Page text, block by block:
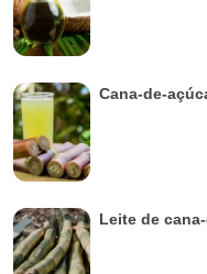
Cana-de-
Leite de